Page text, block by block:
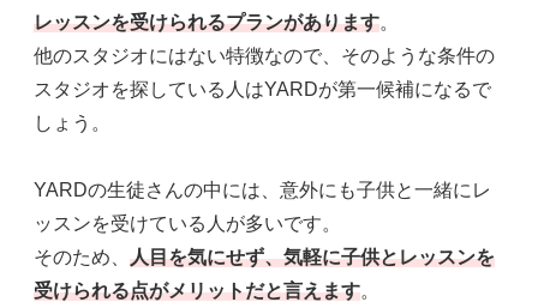
レッスンを受けられるプランがあります。
他のスタジオにはない特徴なので、そのような条件の
スタジオを探している人はYARDが第一候補になるで
しょう。
YARDの生徒さんの中には、意外にも子供と一緒にレ
ッスンを受けている人が多いです。
そのため、 人目を気にせず、気軽に子供とレッスンを
受けられる点がメリットだと言えます。